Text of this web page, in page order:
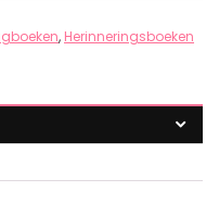
, Herinneringsboeken